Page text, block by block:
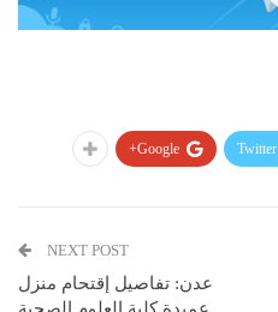
Twitter
Google+
NEXT POST
عدن: تفاصيل إقتحام منزل